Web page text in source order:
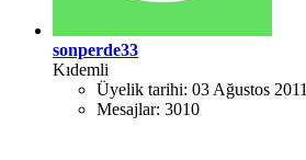
sonperde33
Kıdemli
Üyelik tarihi: 03 Ağustos 2011
Mesajlar: 3010